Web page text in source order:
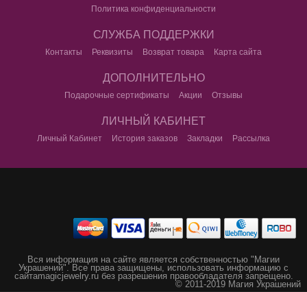
Политика конфиденциальности
СЛУЖБА ПОДДЕРЖКИ
Контакты Реквизиты Возврат товара Карта сайта
ДОПОЛНИТЕЛЬНО
Подарочные сертификаты Акции Отзывы
ЛИЧНЫЙ КАБИНЕТ
Личный Кабинет История заказов Закладки Рассылка
Вся информация на сайте является собственностью "Магии
Украшений". Все права защищены, использовать информацию с
сайтаmagicjewelry.ru без разрешения правообладателя запрещено.
© 2011-2019 Магия Украшений